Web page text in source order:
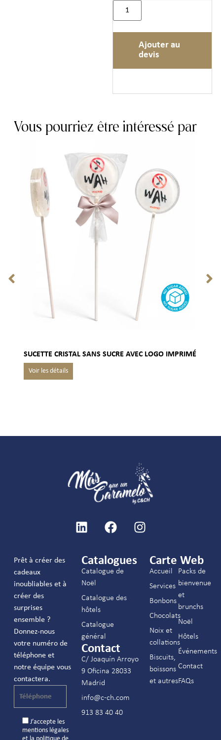
Ajouter au
devis
Vous pourriez être intéressé par
SUCETTE CRISTAL SANS SUCRE AVEC LOGO IMPRIMÉ
Prêt à créer des
cadeaux
inoubliables et à
créer des
surprises
ensemble ?
Donnez-nous
votre numéro de
téléphone et
notre équipe vous
contactera.
J’accepte les
mentions légales
Catalogues
Catalogue de
Noël
Catalogue des
hôtels
Catalogue
général
Contact
C/ Joaquín Arroyo
9 Oficina 28033
Madrid
info@c-ch.com
913 83 40 40
Carte Web
Accueil
Services
Bonbons
Chocolats
Noix et
collations
Biscuits,
boissons
et autres
Packs de
bienvenue
et
brunchs
Noël
Hôtels
Événements
Contact
FAQs